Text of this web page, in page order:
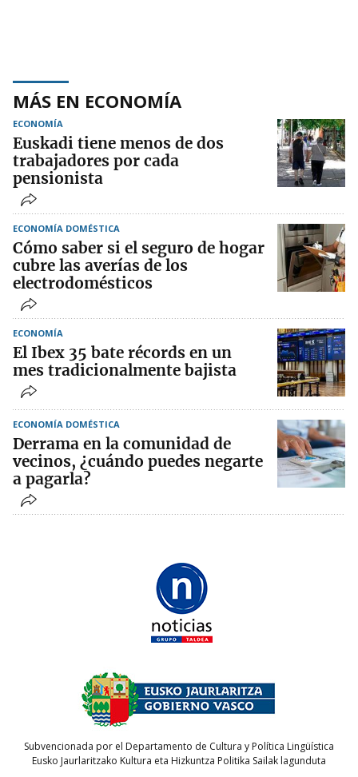
MÁS EN ECONOMÍA
ECONOMÍA
Euskadi tiene menos de dos
trabajadores por cada
pensionista
ECONOMÍA DOMÉSTICA
Cómo saber si el seguro de hogar
cubre las averías de los
electrodomésticos
ECONOMÍA
El Ibex 35 bate récords en un
mes tradicionalmente bajista
ECONOMÍA DOMÉSTICA
Derrama en la comunidad de
vecinos, ¿cuándo puedes negarte
a pagarla?
Subvencionada por el Departamento de Cultura y Política Lingüística
Eusko Jaurlaritzako Kultura eta Hizkuntza Politika Sailak lagunduta